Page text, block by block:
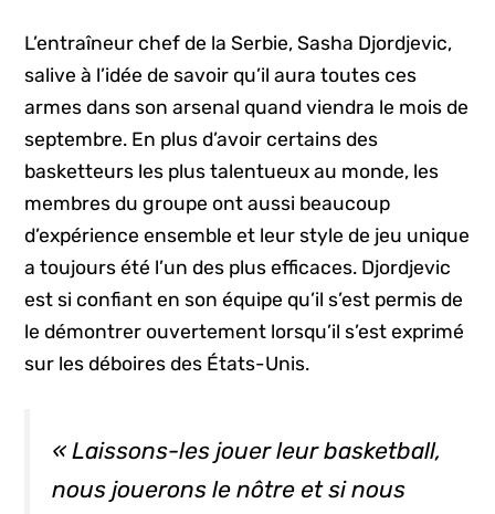
L’entraîneur chef de la Serbie, Sasha Djordjevic,
salive à l’idée de savoir qu’il aura toutes ces
armes dans son arsenal quand viendra le mois de
septembre. En plus d’avoir certains des
basketteurs les plus talentueux au monde, les
membres du groupe ont aussi beaucoup
d’expérience ensemble et leur style de jeu unique
a toujours été l’un des plus efficaces. Djordjevic
est si confiant en son équipe qu’il s’est permis de
le démontrer ouvertement lorsqu’il s’est exprimé
sur les déboires des États-Unis.
« Laissons-les jouer leur basketball,
nous jouerons le nôtre et si nous